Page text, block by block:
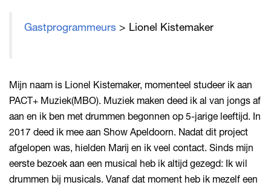
Gastprogrammeurs > Lionel Kistemaker
Mijn naam is Lionel Kistemaker, momenteel studeer ik aan
PACT+ Muziek(MBO). Muziek maken deed ik al van jongs af
aan en ik ben met drummen begonnen op 5-jarige leeftijd. In
2017 deed ik mee aan Show Apeldoorn. Nadat dit project
afgelopen was, hielden Marij en ik veel contact. Sinds mijn
eerste bezoek aan een musical heb ik altijd gezegd: Ik wil
drummen bij musicals. Vanaf dat moment heb ik mezelf een